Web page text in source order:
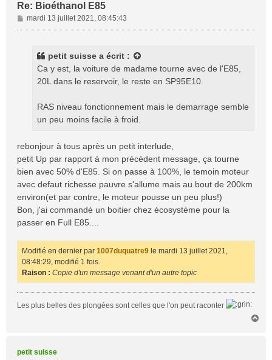
Re: Bioéthanol E85
M
e
mardi 13 juillet 2021, 08:45:43
petit suisse a écrit :
Ca y est, la voiture de madame tourne avec de l'E85,
20L dans le reservoir, le reste en SP95E10.
RAS niveau fonctionnement mais le demarrage semble
un peu moins facile à froid.
rebonjour à tous après un petit interlude,
petit Up par rapport à mon précédent message, ça tourne
bien avec 50% d'E85. Si on passe à 100%, le temoin moteur
avec defaut richesse pauvre s'allume mais au bout de 200km
environ(et par contre, le moteur pousse un peu plus!)
Bon, j'ai commandé un boitier chez écosystème pour la
passer en Full E85....
Modifié en dernier par 1007duquatre9 le mardi 13 juillet 2021,
08:48:29, modifié 1 fois.
Raison : Copie d'un message venant d'un autre topic
Les plus belles des plongées sont celles que l'on peut raconter
petit suisse